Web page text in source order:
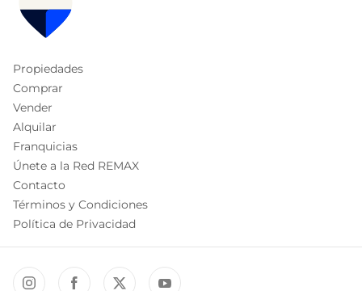
Propiedades
Comprar
Vender
Alquilar
Franquicias
Únete a la Red REMAX
Contacto
Términos y Condiciones
Política de Privacidad